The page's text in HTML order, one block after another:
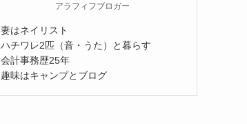
アラフィフブロガー
妻はネイリスト
ハチワレ2匹（音・うた）と暮らす
会計事務歴25年
趣味はキャンプとブログ